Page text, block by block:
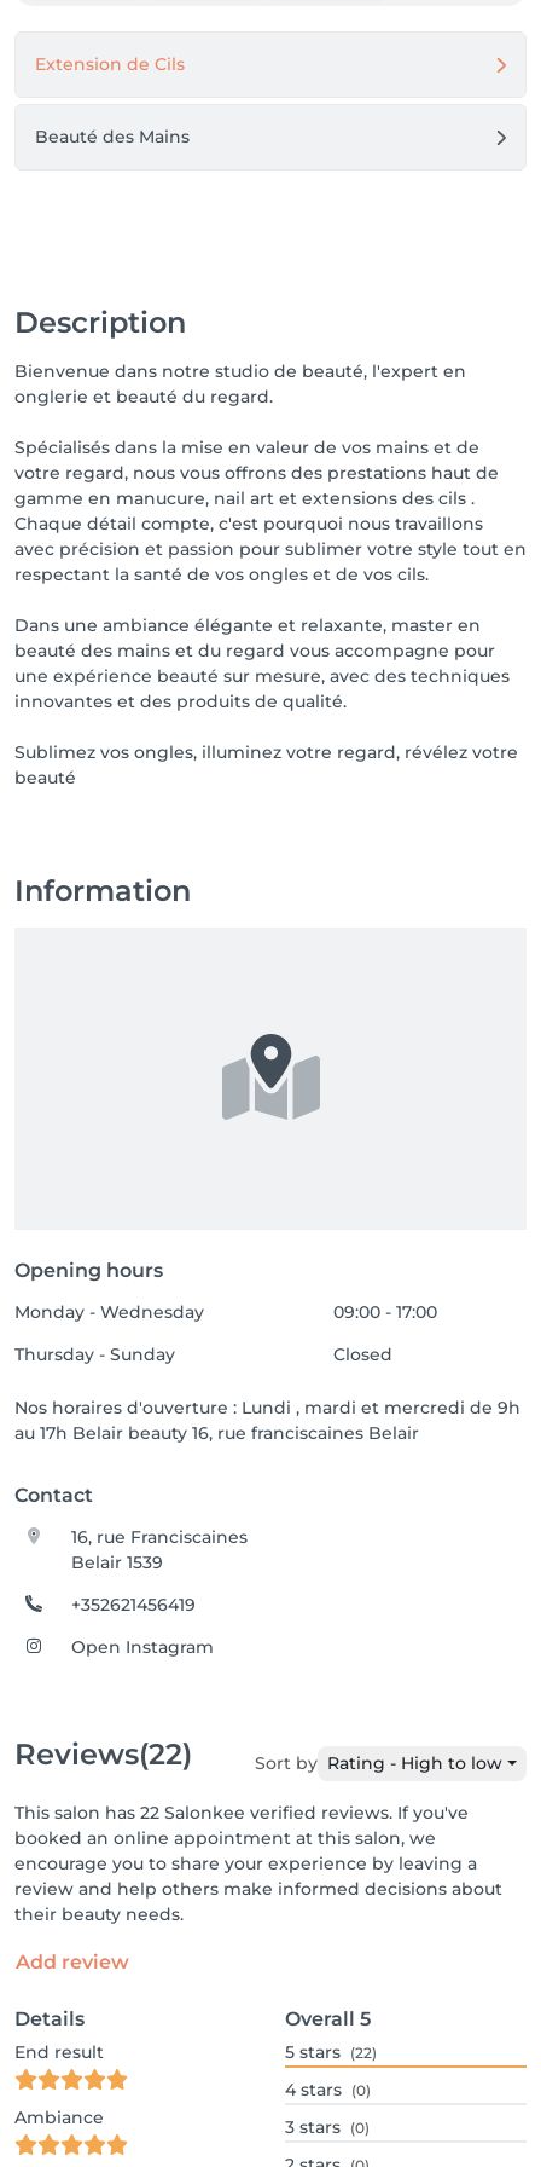
Extension de Cils
Beauté des Mains
Description
Bienvenue dans notre studio de beauté, l'expert en
onglerie et beauté du regard.
Spécialisés dans la mise en valeur de vos mains et de
votre regard, nous vous offrons des prestations haut de
gamme en manucure, nail art et extensions des cils .
Chaque détail compte, c'est pourquoi nous travaillons
avec précision et passion pour sublimer votre style tout en
respectant la santé de vos ongles et de vos cils.
Dans une ambiance élégante et relaxante, master en
beauté des mains et du regard vous accompagne pour
une expérience beauté sur mesure, avec des techniques
innovantes et des produits de qualité.
Sublimez vos ongles, illuminez votre regard, révélez votre
beauté
Information
Opening hours
Monday - Wednesday
09:00 - 17:00
Thursday - Sunday
Closed
Nos horaires d'ouverture : Lundi , mardi et mercredi de 9h
au 17h Belair beauty 16, rue franciscaines Belair
Contact
16, rue Franciscaines
Belair 1539
+352621456419
Open Instagram
Reviews(22) Sort by Rating - High to low
This salon has 22 Salonkee verified reviews. If you've
booked an online appointment at this salon, we
encourage you to share your experience by leaving a
review and help others make informed decisions about
their beauty needs.
Add review
Details
End result
Ambiance
Overall 5
5 stars (22)
4 stars (0)
3 stars (0)